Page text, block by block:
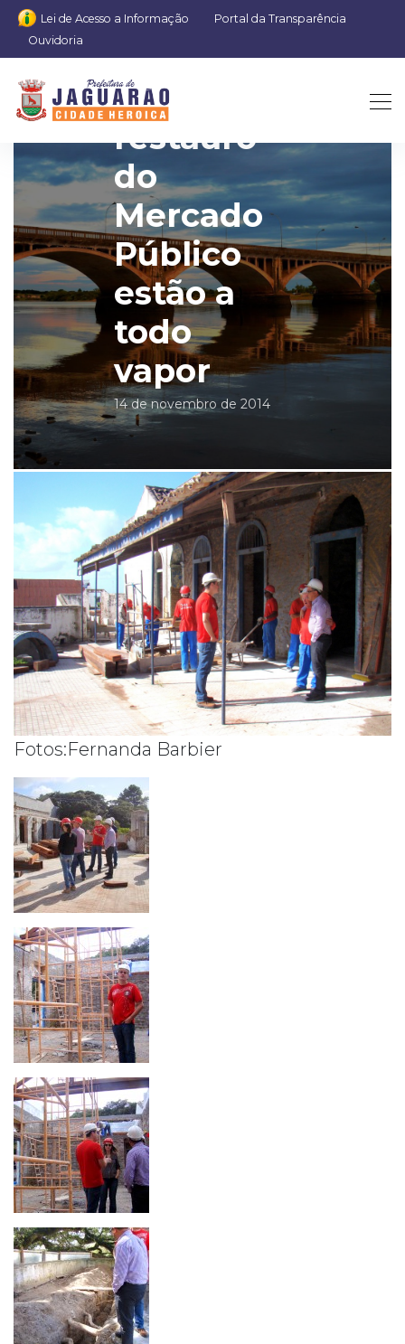
Lei de Acesso a Informação
Portal da Transparência
Ouvidoria
Obras de
restauro
do
Mercado
Público
estão a
todo
vapor
14 de novembro de 2014
Fotos:Fernanda Barbier